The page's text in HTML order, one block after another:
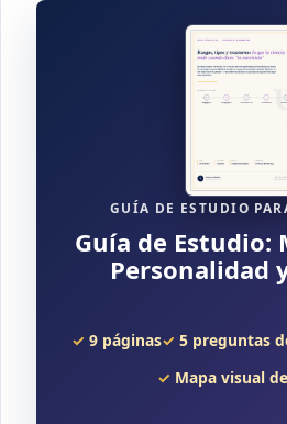
GUÍA DE ESTUDIO
Guía de Estudio:
Personalidad
9 páginas
5 preguntas
Mapa visual